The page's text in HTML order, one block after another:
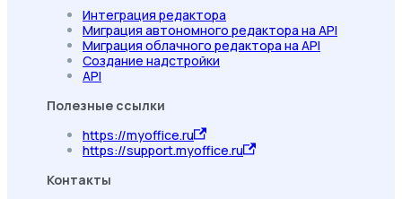
Интеграция редактора
Миграция автономного редактора на API
Миграция облачного редактора на API
Создание надстройки
API
Полезные ссылки
https://myoffice.ru
https://support.myoffice.ru
Контакты